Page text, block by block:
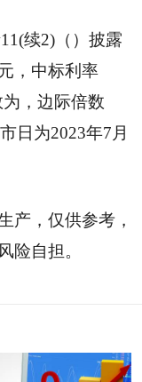
续2)（）披露
，中标利率
，边际倍数
日为2023年7月
产，仅供参考，
险自担。